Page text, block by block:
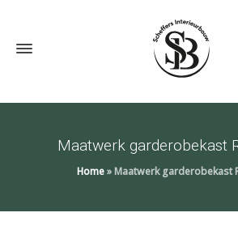
Maatwerk garderobekast
Home»Maatwerk garderobekast